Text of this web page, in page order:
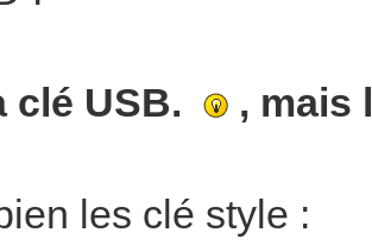
clé USB. , mais
les clé style :